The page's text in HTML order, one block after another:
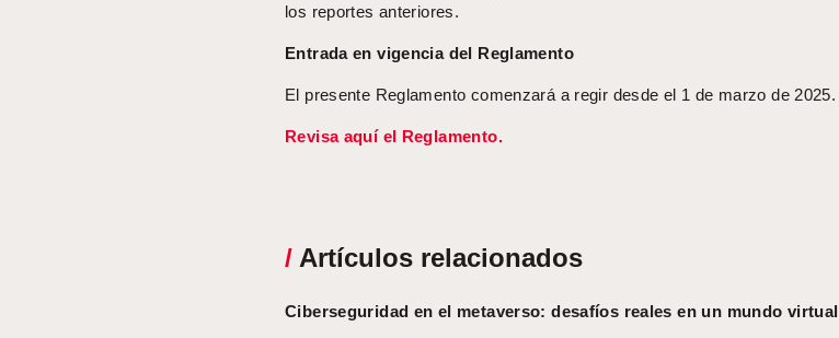
los reportes anteriores.
Entrada en vigencia del Reglamento
El presente Reglamento comenzará a regir desde el 1 de marzo de 2025.
Revisa aquí el Reglamento.
/ Artículos relacionados
Ciberseguridad en el metaverso: desafíos reales en un mundo virtual